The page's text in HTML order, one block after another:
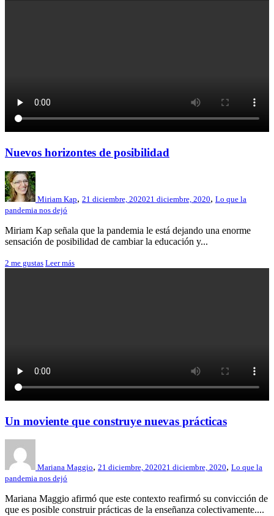
Nuevos horizontes de posibilidad
Miriam Kap, 21 diciembre, 202021 diciembre, 2020, Lo que la
pandemia nos dejó
Miriam Kap señala que la pandemia le está dejando una enorme
sensación de posibilidad de cambiar la educación y...
2 me gustas Leer más
Un moviente que construye nuevas prácticas
Mariana Maggio, 21 diciembre, 202021 diciembre, 2020, Lo que la
pandemia nos dejó
Mariana Maggio afirmó que este contexto reafirmó su convicción de
que es posible construir prácticas de la enseñanza colectivamente....